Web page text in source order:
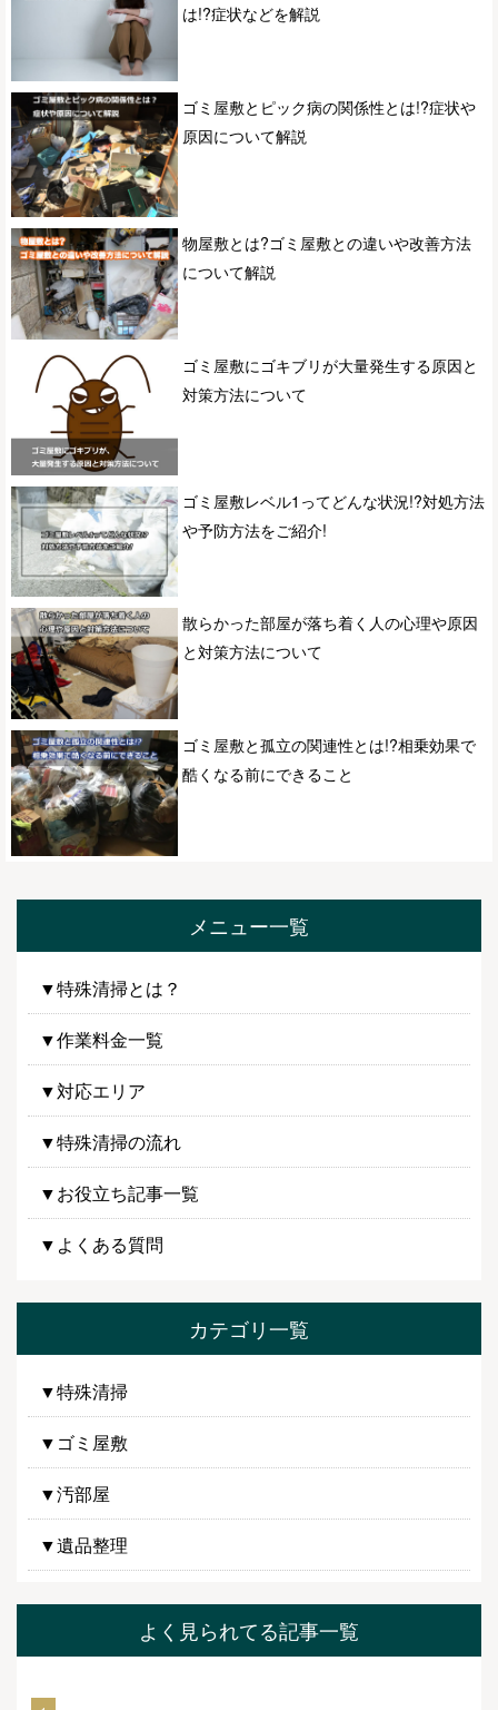
は!?症状などを解説
ゴミ屋敷とピック病の関係性とは!?症状や
原因について解説
物屋敷とは?ゴミ屋敷との違いや改善方法
について解説
ゴミ屋敷にゴキブリが大量発生する原因と
対策方法について
ゴミ屋敷レベル1ってどんな状況!?対処方法
や予防方法をご紹介!
散らかった部屋が落ち着く人の心理や原因
と対策方法について
ゴミ屋敷と孤立の関連性とは!?相乗効果で
酷くなる前にできること
メニュー一覧
▼特殊清掃とは？
▼作業料金一覧
▼対応エリア
▼特殊清掃の流れ
▼お役立ち記事一覧
▼よくある質問
カテゴリ一覧
▼特殊清掃
▼ゴミ屋敷
▼汚部屋
▼遺品整理
よく見られてる記事一覧